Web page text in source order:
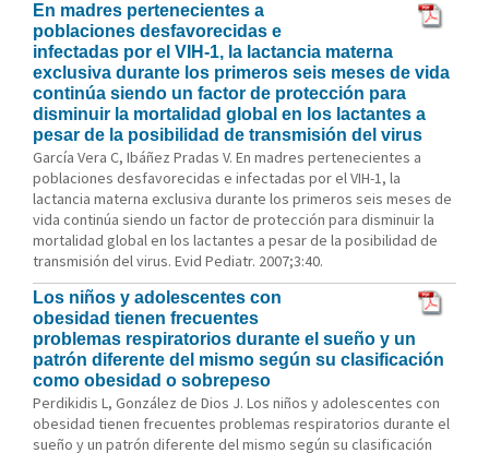
En madres pertenecientes a
poblaciones desfavorecidas e
infectadas por el VIH-1, la lactancia materna
exclusiva durante los primeros seis meses de vida
continúa siendo un factor de protección para
disminuir la mortalidad global en los lactantes a
pesar de la posibilidad de transmisión del virus
García Vera C, Ibáñez Pradas V. En madres pertenecientes a
poblaciones desfavorecidas e infectadas por el VIH-1, la
lactancia materna exclusiva durante los primeros seis meses de
vida continúa siendo un factor de protección para disminuir la
mortalidad global en los lactantes a pesar de la posibilidad de
transmisión del virus. Evid Pediatr. 2007;3:40.
Los niños y adolescentes con
obesidad tienen frecuentes
problemas respiratorios durante el sueño y un
patrón diferente del mismo según su clasificación
como obesidad o sobrepeso
Perdikidis L, González de Dios J. Los niños y adolescentes con
obesidad tienen frecuentes problemas respiratorios durante el
sueño y un patrón diferente del mismo según su clasificación